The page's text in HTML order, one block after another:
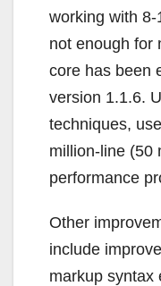
working with
not enough for
core has been
version 1.1.6.
techniques,
million-line (50
performance
Other
include
markup syntax